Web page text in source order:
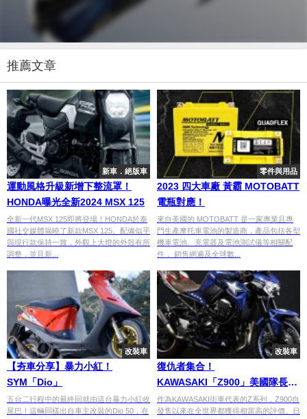
推薦文章
新車．絕版車
運動風格升級新增下整流罩！
HONDA曝光全新2024 MSX 125
全新一代MSX 125即將登場！HONDA於泰
國社交媒體揭曉了新款MSX 125。配備似乎
與現行款保持一致，外觀上大燈的外殼有所
調整，並且新...
零件與用品
2023 四大車廠 黃霸 MOTOBATT
電瓶對應！
來自美國的 MOTOBATT 是一家專業且專
門生產摩托車電池的製造商，產品包括各型
機車電池、充電器及電池測試儀等相關配
件， 銷售網遍及全球數...
改裝車
【夯車分享】暴力小紅！
SYM「Dio」
五台二行程中的最終回就由這台暴力小紅收
尾巴！這輛同樣出自車主改裝的Dio 50，在
改裝車
復仇者集合！
KAWASAKI「Z900」美國隊長改
裝款
作為KAWASAKI街車代表的Z系列，Z900自
發售以來在全世界都獲得相當高的評價。日